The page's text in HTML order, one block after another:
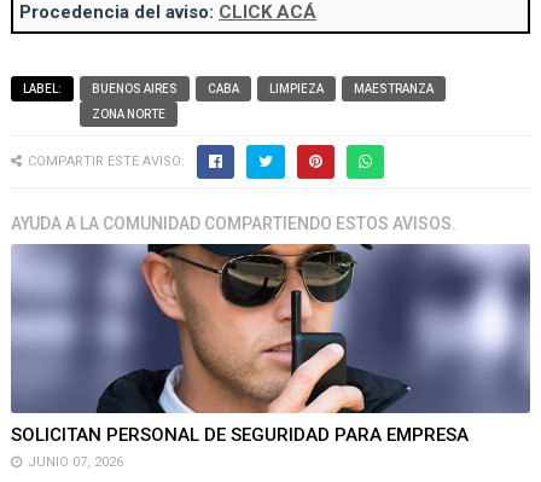
Procedencia del aviso: CLICK ACÁ
LABEL: BUENOS AIRES CABA LIMPIEZA
MAESTRANZA
ZONA NORTE
COMPARTIR ESTE AVISO:
AYUDA A LA COMUNIDAD COMPARTIENDO ESTOS AVISOS.
SOLICITAN PERSONAL DE SEGURIDAD PARA EMPRESA
JUNIO 07, 2026